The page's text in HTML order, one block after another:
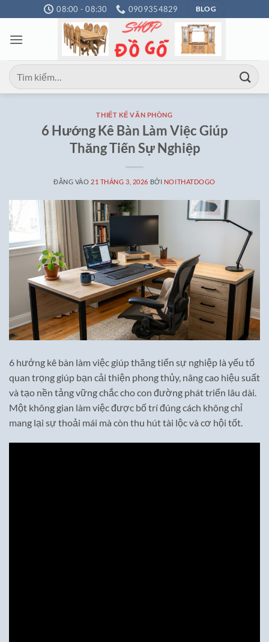
qua
nội
08:00 - 08:30 0909354829 BLOG
Tìm
kiếm:
THIẾT KẾ VĂN PHÒNG
6 Hướng Kê Bàn Làm Việc Giúp
Thăng Tiến Sự Nghiệp
ĐĂNG VÀO 21 THÁNG 3, 2026 BỞI NOITHATDOGO
6 hướng kê bàn làm việc giúp thăng tiến sự nghiệp là yếu tố
quan trọng giúp bạn cải thiện phong thủy, nâng cao hiệu suất
và tạo nền tảng vững chắc cho con đường phát triển lâu dài.
Một không gian làm việc được bố trí đúng cách không chỉ
mang lại sự thoải mái mà còn thu hút tài lộc và cơ hội tốt.